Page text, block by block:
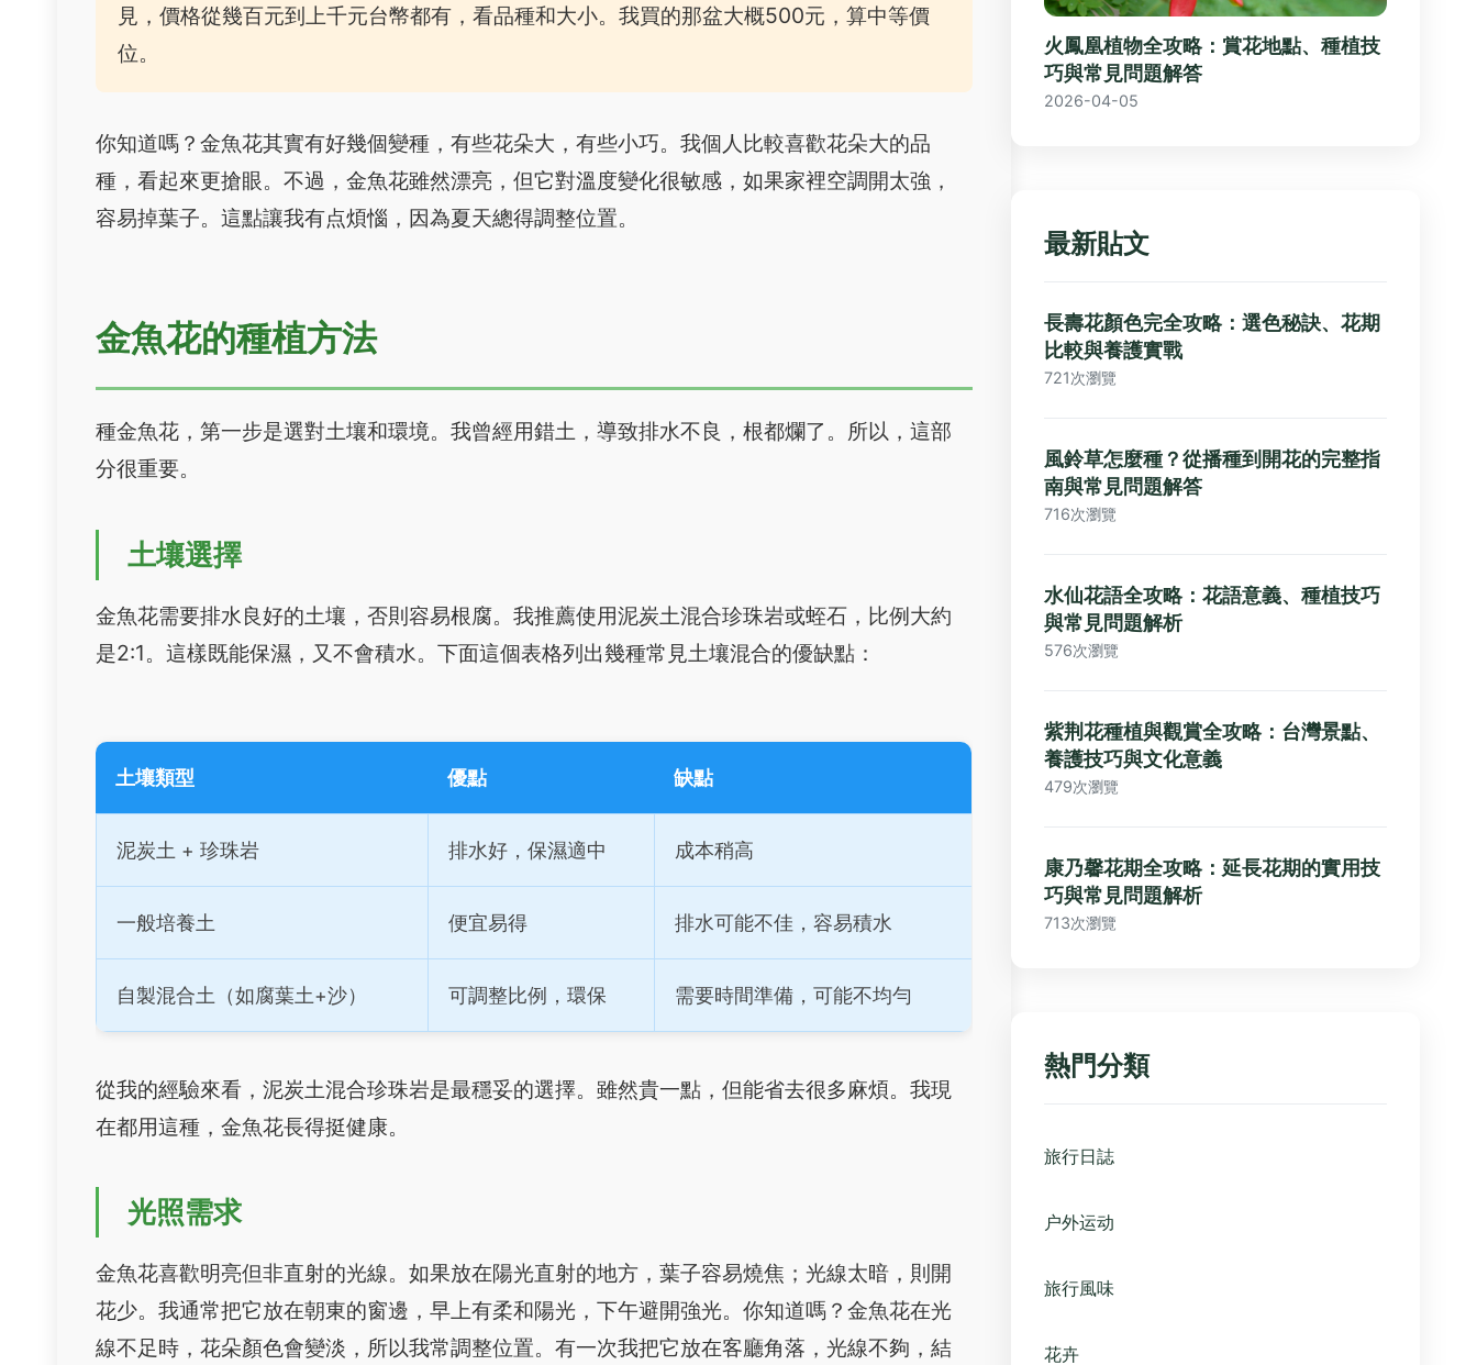
見，價格從幾百元到上千元台幣都有，看品種和大小。我買的那盆大概500元，算中等價
位。
你知道嗎？金魚花其實有好幾個變種，有些花朵大，有些小巧。我個人比較喜歡花朵大的品
種，看起來更搶眼。不過，金魚花雖然漂亮，但它對溫度變化很敏感，如果家裡空調開太強，
容易掉葉子。這點讓我有点煩惱，因為夏天總得調整位置。
金魚花的種植方法
種金魚花，第一步是選對土壤和環境。我曾經用錯土，導致排水不良，根都爛了。所以，這部
分很重要。
土壤選擇
金魚花需要排水良好的土壤，否則容易根腐。我推薦使用泥炭土混合珍珠岩或蛭石，比例大約
是2:1。這樣既能保濕，又不會積水。下面這個表格列出幾種常見土壤混合的優缺點：
土壤類型 優點 缺點
泥炭土 + 珍珠岩 排水好，保濕適中 成本稍高
一般培養土 便宜易得 排水可能不佳，容易積水
自製混合土（如腐葉土+沙） 可調整比例，環保 需要時間準備，可能不均勻
從我的經驗來看，泥炭土混合珍珠岩是最穩妥的選擇。雖然貴一點，但能省去很多麻煩。我現
在都用這種，金魚花長得挺健康。
光照需求
金魚花喜歡明亮但非直射的光線。如果放在陽光直射的地方，葉子容易燒焦；光線太暗，則開
花少。我通常把它放在朝東的窗邊，早上有柔和陽光，下午避開強光。你知道嗎？金魚花在光
線不足時，花朵顏色會變淡，所以我常調整位置。有一次我把它放在客廳角落，光線不夠，結
火鳳凰植物全攻略：賞花地點、種植技
巧與常見問題解答
2026-04-05
最新貼文
長壽花顏色完全攻略：選色秘訣、花期
比較與養護實戰
721次瀏覽
風鈴草怎麼種？從播種到開花的完整指
南與常見問題解答
716次瀏覽
水仙花語全攻略：花語意義、種植技巧
與常見問題解析
576次瀏覽
紫荆花種植與觀賞全攻略：台灣景點、
養護技巧與文化意義
479次瀏覽
康乃馨花期全攻略：延長花期的實用技
巧與常見問題解析
713次瀏覽
熱門分類
旅行日誌
户外运动
旅行風味
花卉